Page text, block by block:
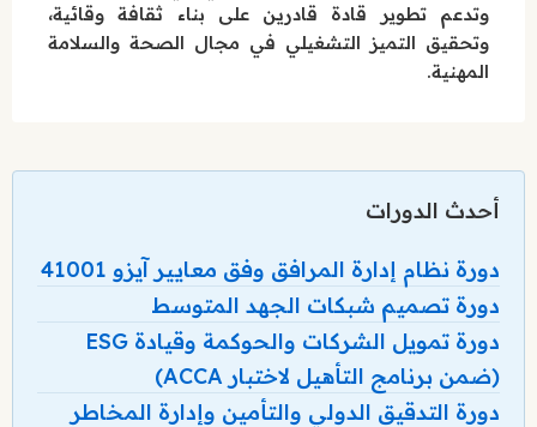
وتدعم تطوير قادة قادرين على بناء ثقافة وقائية،
وتحقيق التميز التشغيلي في مجال الصحة والسلامة
المهنية.
أحدث الدورات
دورة نظام إدارة المرافق وفق معايير آيزو 41001
دورة تصميم شبكات الجهد المتوسط
دورة تمويل الشركات والحوكمة وقيادة ESG
(ضمن برنامج التأهيل لاختبار ACCA)
دورة التدقيق الدولي والتأمين وإدارة المخاطر